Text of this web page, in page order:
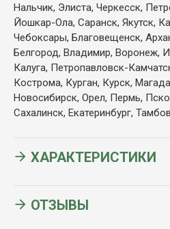
Нальчик, Элиста, Черкесск,
Йошкар-Ола, Саранск, Якутск,
Чебоксары, Благовещенск,
Белгород, Владимир, Воронеж,
Калуга, Петропавловск-
Кострома, Курган, Курск,
Новосибирск, Орел, Пермь,
Сахалинск, Екатеринбург,
ХАРАКТЕРИСТИКИ
ОТЗЫВЫ